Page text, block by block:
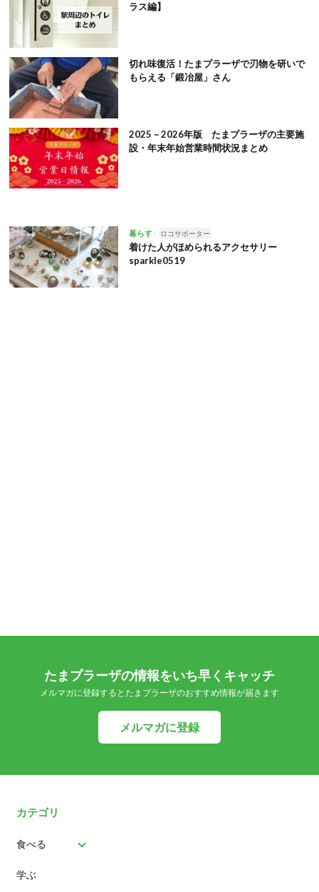
ラス編】
切れ味復活！たまプラーザで刃物を研いで
もらえる「鍛冶屋」さん
2025－2026年版 たまプラーザの主要施
設・年末年始営業時間状況まとめ
暮らす ロコサポーター
着けた人がほめられるアクセサリー
sparkle0519
たまプラーザの情報をいち早くキャッチ
メルマガに登録するとたまプラーザのおすすめ情報が届きます
メルマガに登録
カテゴリ
食べる
パン
学ぶ